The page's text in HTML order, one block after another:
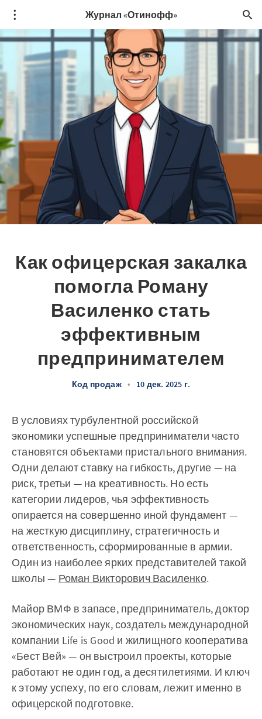
Журнал «Отинофф»
Как офицерская закалка
помогла Роману
Василенко стать
эффективным
предпринимателем
Код продаж • 10 дек. 2025 г.
В условиях турбулентной российской
экономики успешные предприниматели часто
становятся объектами пристального внимания.
Одни делают ставку на гибкость, другие — на
риск, третьи — на креативность. Но есть
категории лидеров, чья эффективность
опирается на совершенно иной фундамент —
на жесткую дисциплину, стратегичность и
ответственность, сформированные в армии.
Один из наиболее ярких представителей такой
школы — Роман Викторович Василенко.
Майор ВМФ в запасе, предприниматель, доктор
экономических наук, создатель международной
компании Life is Good и жилищного кооператива
«Бест Вей» — он выстроил проекты, которые
работают не один год, а десятилетиями. И ключ
к этому успеху, по его словам, лежит именно в
офицерской подготовке.